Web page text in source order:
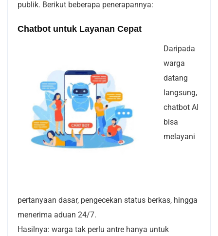
publik. Berikut beberapa penerapannya:
Chatbot untuk Layanan Cepat
Daripada
warga
datang
langsung,
chatbot AI
bisa
melayani
pertanyaan dasar, pengecekan status berkas, hingga
menerima aduan 24/7.
Hasilnya: warga tak perlu antre hanya untuk